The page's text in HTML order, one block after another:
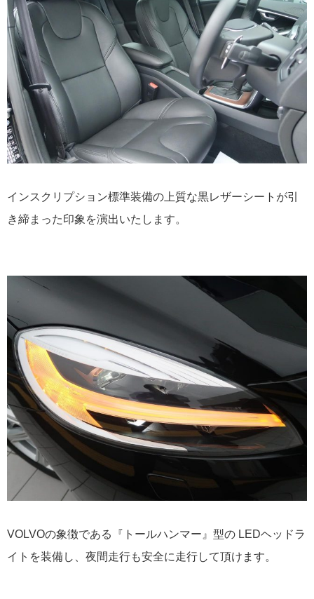
インスクリプション標準装備の上質な黒レザーシートが引
き締まった印象を演出いたします。
VOLVOの象徴である『トールハンマー』型の LEDヘッドラ
イトを装備し、夜間走行も安全に走行して頂けます。